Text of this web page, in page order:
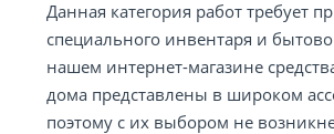
Данная категория работ требует
специального инвентаря и
нашем интернет-магазине
дома представлены в широком
поэтому с их выбором не